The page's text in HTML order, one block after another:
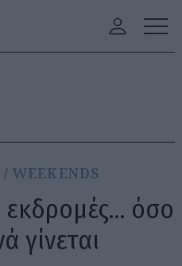
WEEKENDS
εκδρομές… όσο
γίνεται